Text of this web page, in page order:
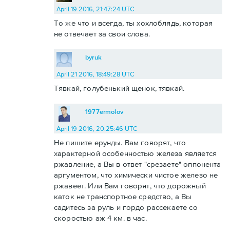
April 19 2016, 21:47:24 UTC
То же что и всегда, ты хохлоблядь, которая
не отвечает за свои слова.
byruk
April 21 2016, 18:49:28 UTC
Тявкай, голубенький щенок, тявкай.
1977ermolov
April 19 2016, 20:25:46 UTC
Не пишите ерунды. Вам говорят, что
характерной особенностью железа является
ржавление, а Вы в ответ "срезаете" оппонента
аргументом, что химически чистое железо не
ржавеет. Или Вам говорят, что дорожный
каток не транспортное средство, а Вы
садитесь за руль и гордо рассекаете со
скоростью аж 4 км. в час.